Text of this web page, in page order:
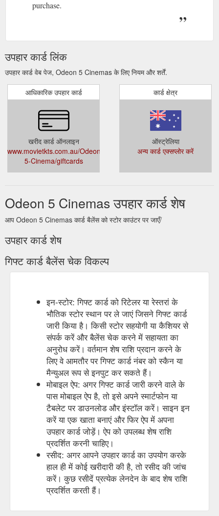
purchase.
उपहार कार्ड लिंक
उपहार कार्ड वेब पेज, Odeon 5 Cinemas के लिए नियम और शर्तें.
आधिकारिक उपहार कार्ड
खरीद कार्ड ऑनलाइन
www.movietkts.com.au/Odeon-
5-Cinema/giftcards
कार्ड क्षेत्र
ऑस्ट्रेलिया
अन्य कार्ड एक्सप्लोर करें
Odeon 5 Cinemas उपहार कार्ड शेष
आप Odeon 5 Cinemas कार्ड बैलेंस को स्टोर काउंटर पर जाएँ/
उपहार कार्ड शेष
गिफ्ट कार्ड बैलेंस चेक विकल्प
इन-स्टोर: गिफ्ट कार्ड को रिटेलर या रेस्तरां के
भौतिक स्टोर स्थान पर ले जाएं जिसने गिफ्ट कार्ड
जारी किया है। किसी स्टोर सहयोगी या कैशियर से
संपर्क करें और बैलेंस चेक करने में सहायता का
अनुरोध करें। वर्तमान शेष राशि प्रदान करने के
लिए वे आमतौर पर गिफ्ट कार्ड नंबर को स्कैन या
मैन्युअल रूप से इनपुट कर सकते हैं।
मोबाइल ऐप: अगर गिफ्ट कार्ड जारी करने वाले के
पास मोबाइल ऐप है, तो इसे अपने स्मार्टफोन या
टैबलेट पर डाउनलोड और इंस्टॉल करें। साइन इन
करें या एक खाता बनाएं और फिर ऐप में अपना
उपहार कार्ड जोड़ें। ऐप को उपलब्ध शेष राशि
प्रदर्शित करनी चाहिए।
रसीद: अगर आपने उपहार कार्ड का उपयोग करके
हाल ही में कोई खरीदारी की है, तो रसीद की जांच
करें। कुछ रसीदें प्रत्येक लेनदेन के बाद शेष राशि
प्रदर्शित करती हैं।